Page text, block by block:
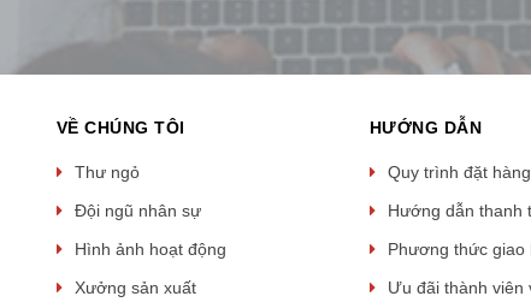
VỀ CHÚNG TÔI
Thư ngỏ
Đội ngũ nhân sự
Hình ảnh hoạt động
Xưởng sản xuất
HƯỚNG DẪN
Quy trình đặt hàng
Hướng dẫn thanh
Phương thức giao
Ưu đãi thành viên